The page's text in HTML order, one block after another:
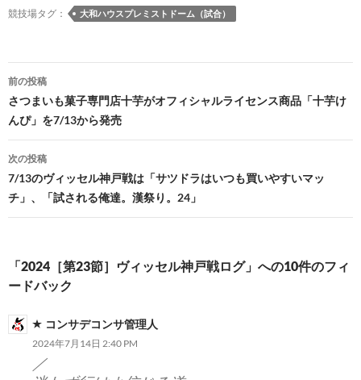
競技場タグ： 大和ハウスプレミストドーム（試合）
投
稿
ナ
ビ
ゲ
ー
ョ
ン
前の投稿
さつまいも菓子専門店十芋がオフィシャルライセンス商品「十芋け
んぴ」を7/13から発売
次の投稿
7/13のヴィッセル神戸戦は「サツドラはいつも買いやすいマッ
チ」、「試される俺達。漢祭り。24」
「2024［第23節］ヴィッセル神戸戦ログ」への10件のフィ
ードバック
コンサデコンサ管理人
2024年7月14日 2:40 PM
／